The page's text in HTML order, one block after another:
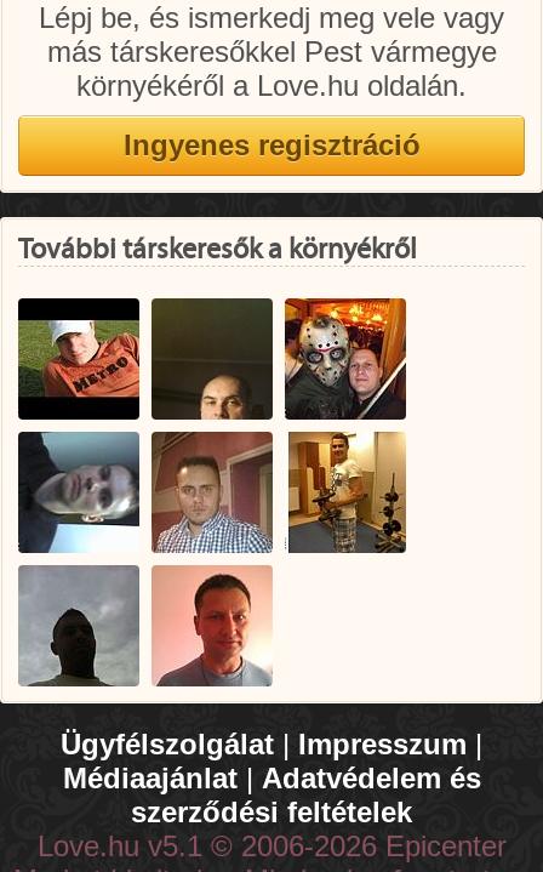
Lépj be, és ismerkedj meg vele vagy
más társkeresőkkel Pest vármegye
környékéről a Love.hu oldalán.
További társkeresők a környékről
Ügyfélszolgálat | Impresszum |
Médiaajánlat| Adatvédelem és
szerződési feltételek
Love.hu v5.1 © 2006-2026 Epicenter